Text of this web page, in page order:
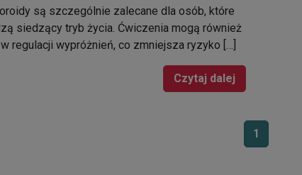
są szczególnie zalecane dla osób, które
siedzący tryb życia. Ćwiczenia mogą również
regulacji wypróżnień, co zmniejsza ryzyko […]
Czytaj dalej
1